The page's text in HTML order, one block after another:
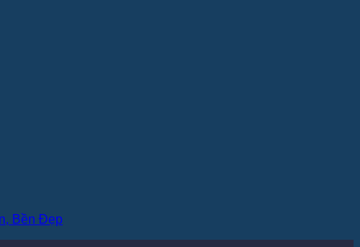
Bền Đẹp